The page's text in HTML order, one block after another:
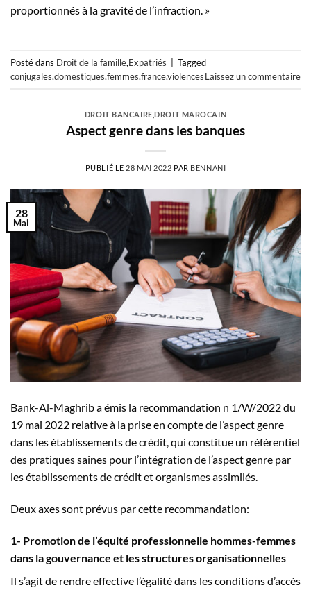
proportionnés à la gravité de l’infraction. »
Posté dans Droit de la famille,Expatriés | Tagged
conjugales,domestiques,femmes,france,violencesLaissez un commentaire
DROIT BANCAIRE ,DROIT MAROCAIN
Aspect genre dans les banques
PUBLIÉ LE 28 MAI 2022 PAR BENNANI
28
Mai
Bank-Al-Maghrib a émis la recommandation n 1/W/2022 du
19 mai 2022 relative à la prise en compte de l’aspect genre
dans les établissements de crédit, qui constitue un référentiel
des pratiques saines pour l’intégration de l’aspect genre par
les établissements de crédit et organismes assimilés.
Deux axes sont prévus par cette recommandation:
1- Promotion de l’équité professionnelle hommes-femmes
dans la gouvernance et les structures organisationnelles
Il s’agit de rendre effective l’égalité dans les conditions d’accès